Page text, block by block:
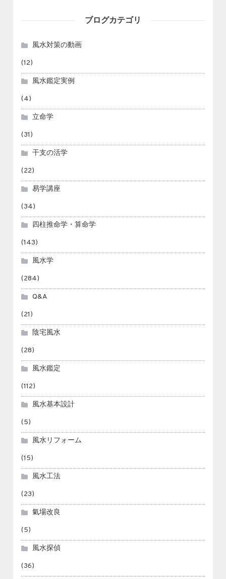
ブログカテゴリ
風水対策の動画
(12)
風水鑑定実例
(4)
立命学
(31)
干支の活学
(22)
易学講座
(34)
四柱推命学・算命学
(143)
風水学
(284)
Q&A
(21)
陰宅風水
(28)
風水鑑定
(112)
風水基本設計
(5)
風水リフォーム
(15)
風水工法
(23)
氣場改良
(5)
風水探偵
(36)